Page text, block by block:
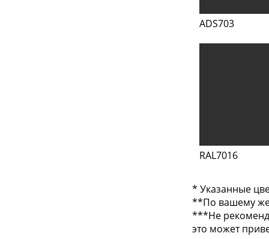
ADS703
RAL7016
* Указанные
**По вашему
***Не
это может